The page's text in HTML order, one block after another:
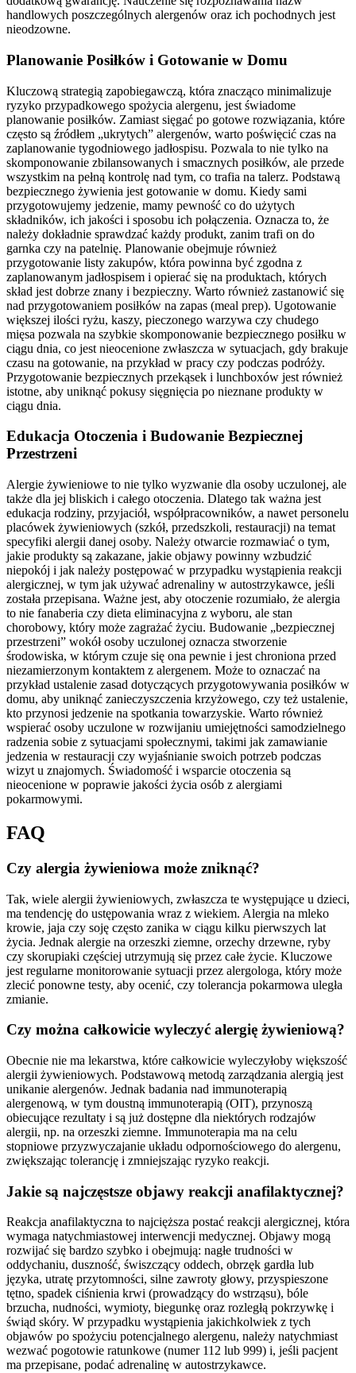
handlowych poszczególnych alergenów oraz ich pochodnych jest
nieodzowne.
Planowanie Posiłków i Gotowanie w Domu
Kluczową strategią zapobiegawczą, która znacząco minimalizuje
ryzyko przypadkowego spożycia alergenu, jest świadome
planowanie posiłków. Zamiast sięgać po gotowe rozwiązania, które
często są źródłem „ukrytych” alergenów, warto poświęcić czas na
zaplanowanie tygodniowego jadłospisu. Pozwala to nie tylko na
skomponowanie zbilansowanych i smacznych posiłków, ale przede
wszystkim na pełną kontrolę nad tym, co trafia na talerz. Podstawą
bezpiecznego żywienia jest gotowanie w domu. Kiedy sami
przygotowujemy jedzenie, mamy pewność co do użytych
składników, ich jakości i sposobu ich połączenia. Oznacza to, że
należy dokładnie sprawdzać każdy produkt, zanim trafi on do
garnka czy na patelnię. Planowanie obejmuje również
przygotowanie listy zakupów, która powinna być zgodna z
zaplanowanym jadłospisem i opierać się na produktach, których
skład jest dobrze znany i bezpieczny. Warto również zastanowić się
nad przygotowaniem posiłków na zapas (meal prep). Ugotowanie
większej ilości ryżu, kaszy, pieczonego warzywa czy chudego
mięsa pozwala na szybkie skomponowanie bezpiecznego posiłku w
ciągu dnia, co jest nieocenione zwłaszcza w sytuacjach, gdy brakuje
czasu na gotowanie, na przykład w pracy czy podczas podróży.
Przygotowanie bezpiecznych przekąsek i lunchboxów jest również
istotne, aby uniknąć pokusy sięgnięcia po nieznane produkty w
ciągu dnia.
Edukacja Otoczenia i Budowanie Bezpiecznej
Przestrzeni
Alergie żywieniowe to nie tylko wyzwanie dla osoby uczulonej, ale
także dla jej bliskich i całego otoczenia. Dlatego tak ważna jest
edukacja rodziny, przyjaciół, współpracowników, a nawet personelu
placówek żywieniowych (szkół, przedszkoli, restauracji) na temat
specyfiki alergii danej osoby. Należy otwarcie rozmawiać o tym,
jakie produkty są zakazane, jakie objawy powinny wzbudzić
niepokój i jak należy postępować w przypadku wystąpienia reakcji
alergicznej, w tym jak używać adrenaliny w autostrzykawce, jeśli
została przepisana. Ważne jest, aby otoczenie rozumiało, że alergia
to nie fanaberia czy dieta eliminacyjna z wyboru, ale stan
chorobowy, który może zagrażać życiu. Budowanie „bezpiecznej
przestrzeni” wokół osoby uczulonej oznacza stworzenie
środowiska, w którym czuje się ona pewnie i jest chroniona przed
niezamierzonym kontaktem z alergenem. Może to oznaczać na
przykład ustalenie zasad dotyczących przygotowywania posiłków w
domu, aby uniknąć zanieczyszczenia krzyżowego, czy też ustalenie,
kto przynosi jedzenie na spotkania towarzyskie. Warto również
wspierać osoby uczulone w rozwijaniu umiejętności samodzielnego
radzenia sobie z sytuacjami społecznymi, takimi jak zamawianie
jedzenia w restauracji czy wyjaśnianie swoich potrzeb podczas
wizyt u znajomych. Świadomość i wsparcie otoczenia są
nieocenione w poprawie jakości życia osób z alergiami
pokarmowymi.
FAQ
Czy alergia żywieniowa może zniknąć?
Tak, wiele alergii żywieniowych, zwłaszcza te występujące u dzieci,
ma tendencję do ustępowania wraz z wiekiem. Alergia na mleko
krowie, jaja czy soję często zanika w ciągu kilku pierwszych lat
życia. Jednak alergie na orzeszki ziemne, orzechy drzewne, ryby
czy skorupiaki częściej utrzymują się przez całe życie. Kluczowe
jest regularne monitorowanie sytuacji przez alergologa, który może
zlecić ponowne testy, aby ocenić, czy tolerancja pokarmowa uległa
zmianie.
Czy można całkowicie wyleczyć alergię żywieniową?
Obecnie nie ma lekarstwa, które całkowicie wyleczyłoby większość
alergii żywieniowych. Podstawową metodą zarządzania alergią jest
unikanie alergenów. Jednak badania nad immunoterapią
alergenową, w tym doustną immunoterapią (OIT), przynoszą
obiecujące rezultaty i są już dostępne dla niektórych rodzajów
alergii, np. na orzeszki ziemne. Immunoterapia ma na celu
stopniowe przyzwyczajanie układu odpornościowego do alergenu,
zwiększając tolerancję i zmniejszając ryzyko reakcji.
Jakie są najczęstsze objawy reakcji anafilaktycznej?
Reakcja anafilaktyczna to najcięższa postać reakcji alergicznej, która
wymaga natychmiastowej interwencji medycznej. Objawy mogą
rozwijać się bardzo szybko i obejmują: nagłe trudności w
oddychaniu, duszność, świszczący oddech, obrzęk gardła lub
języka, utratę przytomności, silne zawroty głowy, przyspieszone
tętno, spadek ciśnienia krwi (prowadzący do wstrząsu), bóle
brzucha, nudności, wymioty, biegunkę oraz rozległą pokrzywkę i
świąd skóry. W przypadku wystąpienia jakichkolwiek z tych
objawów po spożyciu potencjalnego alergenu, należy natychmiast
wezwać pogotowie ratunkowe (numer 112 lub 999) i, jeśli pacjent
ma przepisane, podać adrenalinę w autostrzykawce.